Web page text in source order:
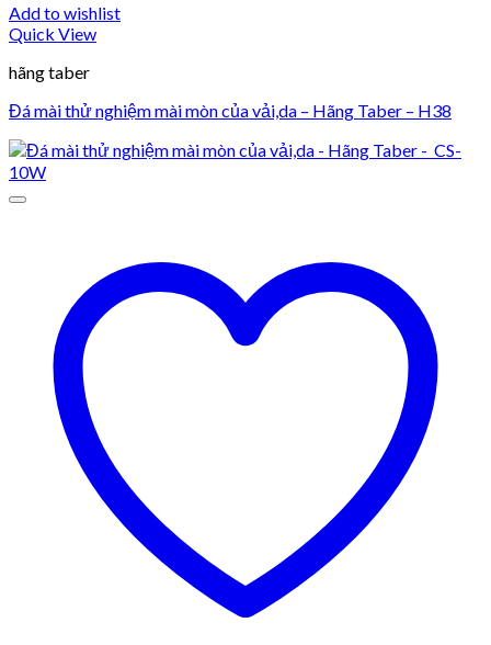
Add to wishlist
Quick View
hãng taber
Đá mài thử nghiệm mài mòn của vải,da – Hãng Taber – H38